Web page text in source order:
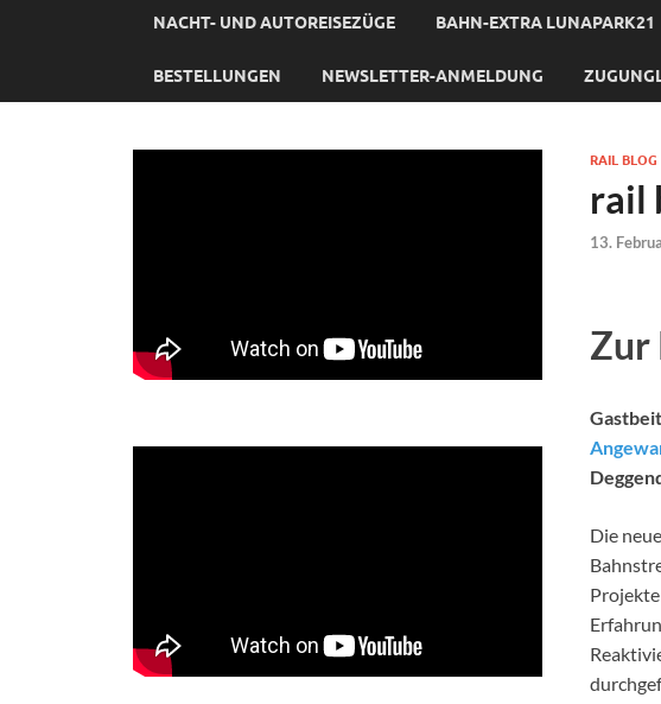
NACHT- UND AUTOREISEZÜGE BAHN-EXTRA LUNAPARK21
BESTELLUNGEN NEWSLETTER-ANMELDUNG
RAIL BLOG
rail
13.
Zur
Die